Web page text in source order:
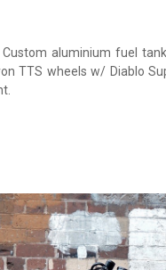
Custom aluminium fuel
TTS wheels w/ Diablo